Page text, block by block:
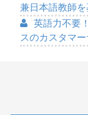
兼日本語教師を
英語力不要
スのカスタマ